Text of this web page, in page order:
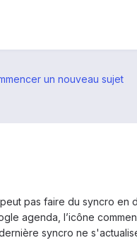
un nouveau sujet
pas faire du syncro
agenda, l’icône
syncro ne